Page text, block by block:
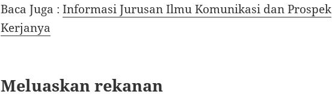
Baca Juga :Informasi Jurusan Ilmu Komunikasi dan Prospek
Kerjanya
Meluaskan rekanan